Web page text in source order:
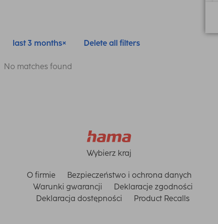
last 3 months Delete all filters
No matches found
Wybierz kraj
O firmie
Bezpieczeństwo i ochrona danych
Warunki gwarancji
Deklaracje zgodności
Deklaracja dostępności
Product Recalls